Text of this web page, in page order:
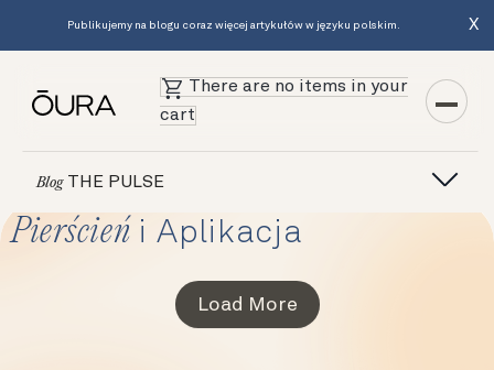
Publikujemy na blogu coraz więcej artykułów w języku polskim. X
There are no items in your
cart
BlogTHE PULSE
Pierścień i Aplikacja
Load More